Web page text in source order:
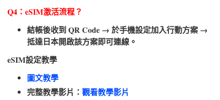
Q4：eSIM激活流程？​
結帳後收到 QR Code → 於手機設定加入行動方案 →
抵達日本開啟該方案即可連線。
eSIM設定教學​
圖文教學
完整教學影片： 觀看教學影片